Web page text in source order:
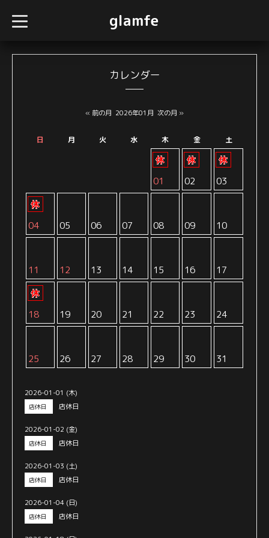
glamfe
t
o
l
カレンダー
« 前の月 2026年01月 次の月 »
日 月 火 水 木 金 土
01 02 03
04 05 06 07 08 09 10
11 12 13 14 15 16 17
18 19 20 21 22 23 24
25 26 27 28 29 30 31
2026-01-01 (木)
店休日 店休日
2026-01-02 (金)
店休日 店休日
2026-01-03 (土)
店休日 店休日
2026-01-04 (日)
店休日 店休日